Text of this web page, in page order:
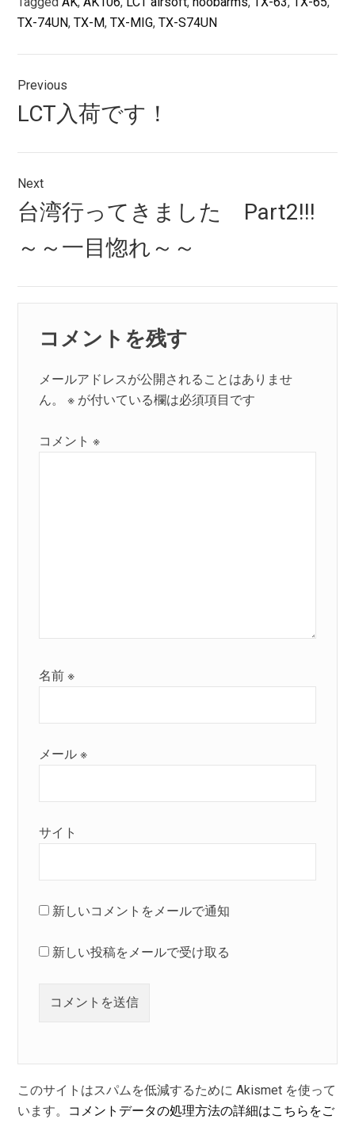
TX-74UN,TX-M,TX-MIG,TX-S74UN
稿
ナ
ビ
ゲ
ー
シ
ョ
ン
Previous
Previous
post:
LCT入荷です！
Next
Next
post:
台湾行ってきました Part2!!!
～～一目惚れ～～
コメントを残す
メールアドレスが公開されることはありませ
ん。
※ が付いている欄は必須項目です
コメント※
名前※
メール※
サイト
新しいコメントをメールで通知
新しい投稿をメールで受け取る
このサイトはスパムを低減するために Akismet を使って
います。 コメントデータの処理方法の詳細はこちらをご